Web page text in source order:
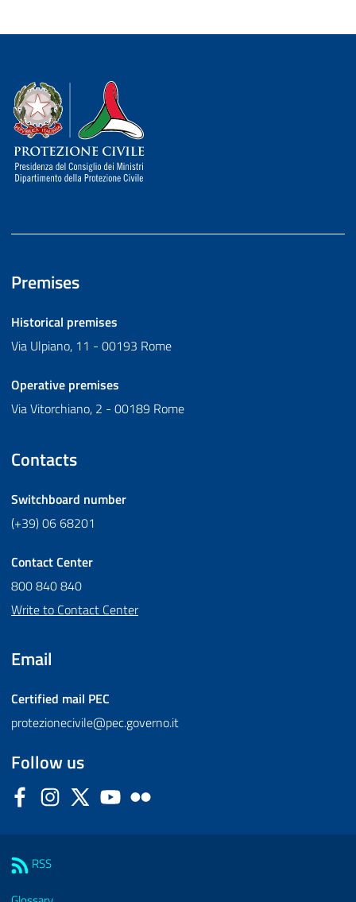
Dipartimento della Protezione Civile
Premises
Historical premises
Via Ulpiano, 11 - 00193 Rome
Operative premises
Via Vitorchiano, 2 - 00189 Rome
Contacts
Switchboard number
(+39) 06 68201
Contact Center
800 840 840
Write to Contact Center
Email
Certified mail PEC
protezionecivile@pec.governo.it
Follow us
FacebookInstagram
Twitter YouTube
RSS